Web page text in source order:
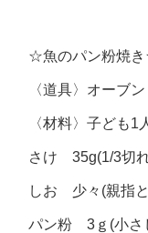
☆魚のパン粉焼
〈道具〉オーブ
〈材料〉子ども1
さけ 35g(1/3切
しお 少々(親指
パン粉 3ｇ(小さ